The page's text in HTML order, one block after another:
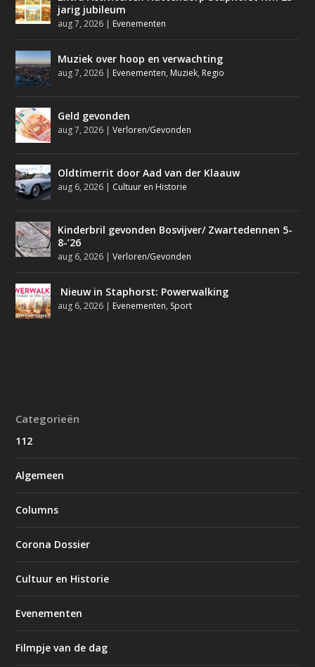
jarig jubileum
aug 7, 2026 | Evenementen
Muziek over hoop en verwachting
aug 7, 2026 | Evenementen, Muziek, Regio
Geld gevonden
aug 7, 2026 |Verloren/Gevonden
Oldtimerrit door Aad van der Klaauw
aug 6, 2026 | Cultuur en Historie
Kinderbril gevonden Bosvijver/ Zwartedennen 5-
8-’26
aug 6, 2026 |Verloren/Gevonden
Nieuw in Staphorst: Powerwalking
aug 6, 2026 | Evenementen, Sport
Categorieën
112
Algemeen
Columns
Corona Dossier
Cultuur en Historie
Evenementen
Filmpje van de dag